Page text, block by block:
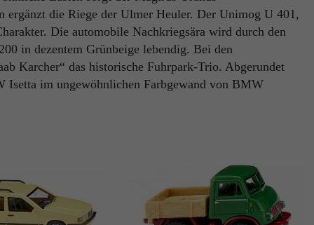
ergänzt die Riege der Ulmer Heuler. Der Unimog U 401,
Die automobile Nachkriegsära wird durch den
in dezentem Grünbeige lebendig. Bei den
Karcher“ das historische Fuhrpark-Trio. Abgerundet
im ungewöhnlichen Farbgewand von BMW